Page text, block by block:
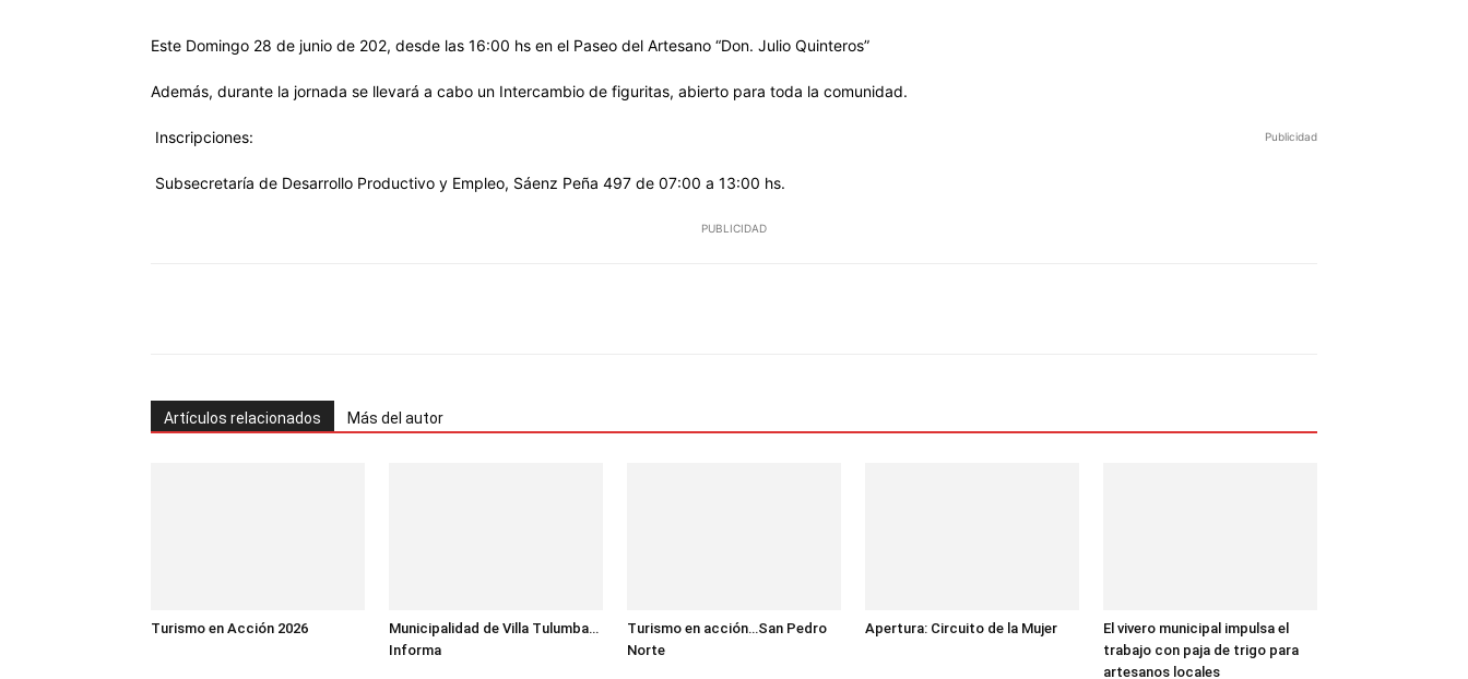
Este Domingo 28 de junio de 202, desde las 16:00 hs en el Paseo del Artesano “Don. Julio Quinteros”
Además, durante la jornada se llevará a cabo un Intercambio de figuritas, abierto para toda la comunidad.
Publicidad
Inscripciones:
Subsecretaría de Desarrollo Productivo y Empleo, Sáenz Peña 497 de 07:00 a 13:00 hs.
PUBLICIDAD
Artículos relacionados Más del autor
Turismo en Acción 2026
Municipalidad de Villa Tulumba…
Informa
Turismo en acción…San Pedro
Norte
Apertura: Circuito de la Mujer
El vivero municipal impulsa el
trabajo con paja de trigo para
artesanos locales